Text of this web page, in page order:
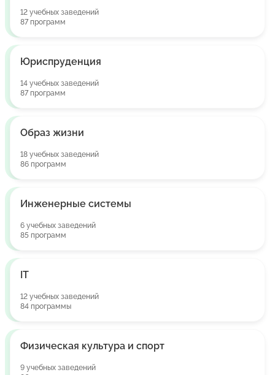
12 учебных заведений
87 программ
Юриспруденция
14 учебных заведений
87 программ
Образ жизни
18 учебных заведений
86 программ
Инженерные системы
6 учебных заведений
85 программ
IT
12 учебных заведений
84 программы
Физическая культура и спорт
9 учебных заведений